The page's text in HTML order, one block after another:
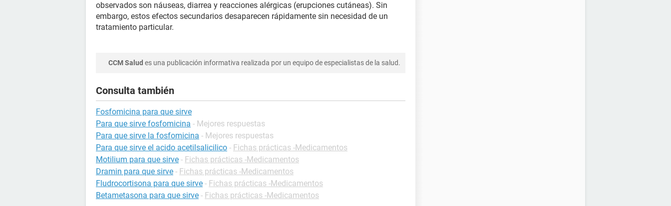
observados son náuseas, diarrea y reacciones alérgicas (erupciones cutáneas). Sin
embargo, estos efectos secundarios desaparecen rápidamente sin necesidad de un
tratamiento particular.
CCM Salud es una publicación informativa realizada por un equipo de especialistas de la salud.
Consulta también
Fosfomicina para que sirve
Para que sirve fosfomicina - Mejores respuestas
Para que sirve la fosfomicina - Mejores respuestas
Para que sirve el acido acetilsalicilico - Fichas prácticas -Medicamentos
Motilium para que sirve - Fichas prácticas -Medicamentos
Dramin para que sirve - Fichas prácticas -Medicamentos
Fludrocortisona para que sirve - Fichas prácticas -Medicamentos
Betametasona para que sirve - Fichas prácticas -Medicamentos